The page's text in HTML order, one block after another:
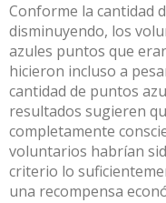
Conforme la cantidad
disminuyendo, los
azules puntos que
hicieron incluso a
cantidad de puntos
resultados sugieren
completamente
voluntarios habrían
criterio lo
una recompensa